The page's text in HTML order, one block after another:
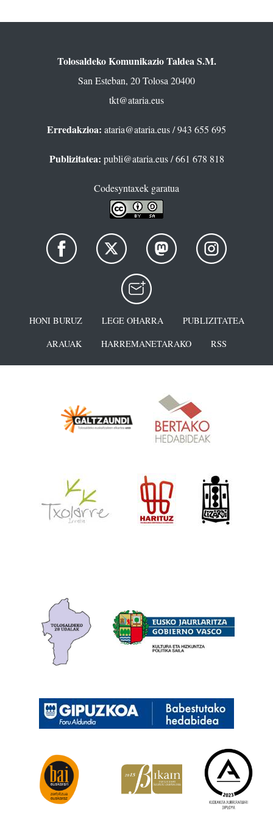
Tolosaldeko Komunikazio Taldea S.M.
San Esteban, 20 Tolosa 20400
tkt@ataria.eus
Erredakzioa: ataria@ataria.eus/ 943 655 695
Publizitatea: publi@ataria.eus/ 661 678 818
Codesyntaxek garatua
HONI BURUZ LEGE OHARRA
PUBLIZITATEA
ARAUAK
HARREMANETARAKO RSS